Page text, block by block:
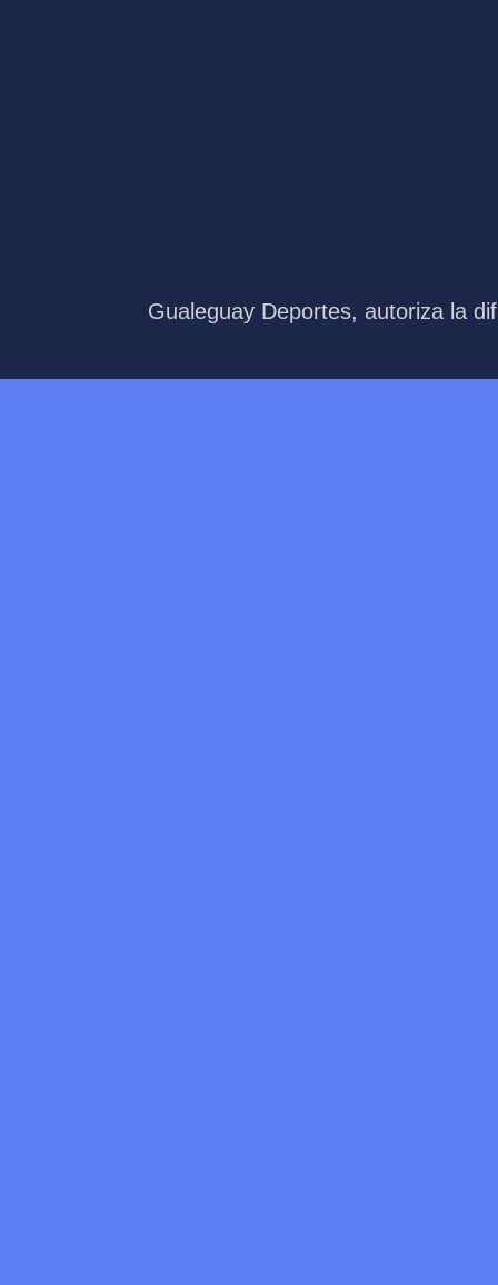
Gualeguay Deportes, autoriza la